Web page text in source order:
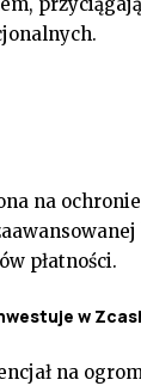
na
płatności.
w
na